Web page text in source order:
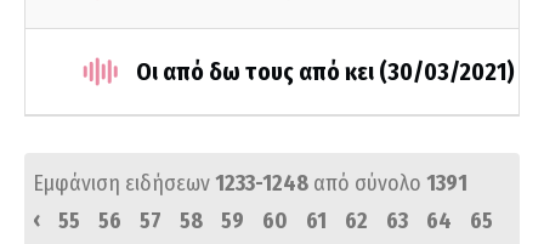
Οι από δω τους από κει (30/03/2021)
Εμφάνιση ειδήσεων1233-1248 από σύνολο 1391
‹
55 56 57 58 59 60 61 62 63 64
65